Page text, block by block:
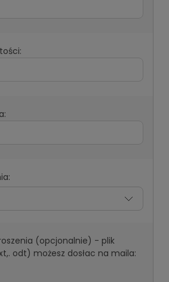
(opcjonalnie) - plik
odt) możesz dosłac na maila: